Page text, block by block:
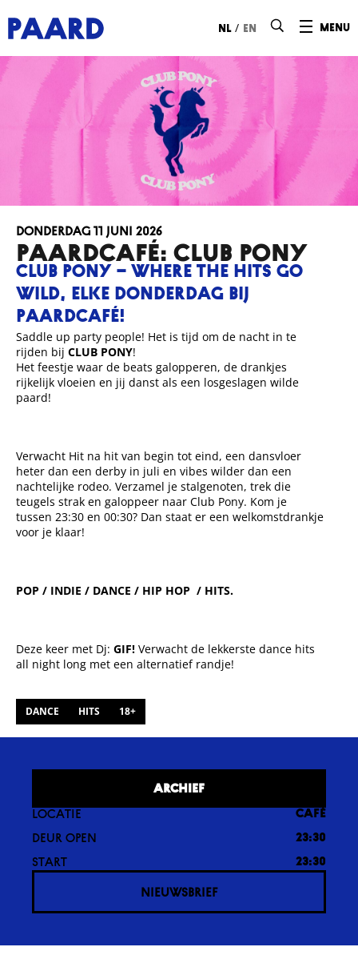
menu
nl / en
Paardcafé: CLUB PONY
CLUB PONY – WHERE THE HITS GO
WILD, ELKE DONDERDAG BIJ
PAARDCAFÉ!
donderdag 11 juni 2026
Saddle up party people! Het is tijd om de nacht in te
rijden bij CLUB PONY!
Het feestje waar de beats galopperen, de drankjes
rijkelijk vloeien en jij danst als een losgeslagen wilde
paard!
Verwacht Hit na hit van begin tot eind, een dansvloer
heter dan een derby in juli en vibes wilder dan een
nachtelijke rodeo. Verzamel je stalgenoten, trek die
teugels strak en galoppeer naar Club Pony. Kom je
tussen 23:30 en 00:30? Dan staat er een welkomstdrankje
voor je klaar!
POP / INDIE / DANCE / HIP HOP / HITS.
Deze keer met Dj: GIF! Verwacht de lekkerste dance hits
all night long met een alternatief randje!
DANCE HITS 18+
ARCHIEF
LOCATIE CAFÉ
DEUR OPEN 23:30
START 23:30
NIEUWSBRIEF